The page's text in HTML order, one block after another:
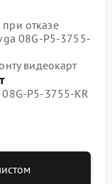
отказе
08G-P5-3755-
видеокарт
P5-3755-KR